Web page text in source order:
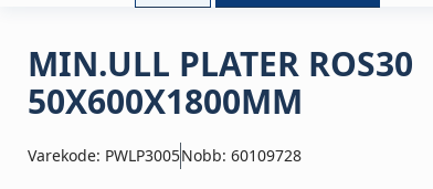
MIN.ULL PLATER ROS30
50X600X1800MM
Varekode: PWLP3005Nobb: 60109728